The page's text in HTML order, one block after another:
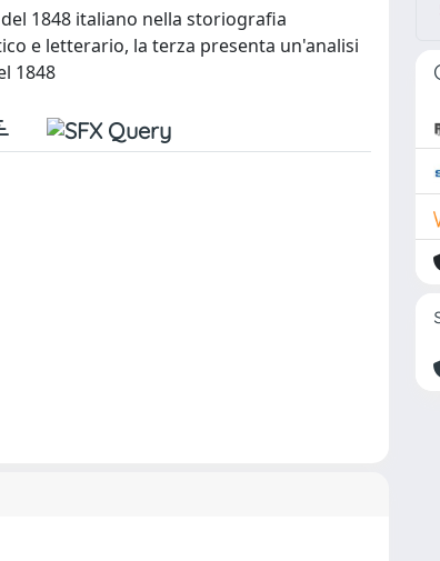
1848 italiano nella storiografia
e letterario, la terza presenta un'analisi
1848